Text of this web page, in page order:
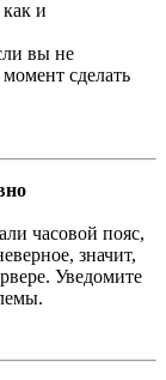
и
вы не
сделать
часовой пояс,
значит,
Уведомите